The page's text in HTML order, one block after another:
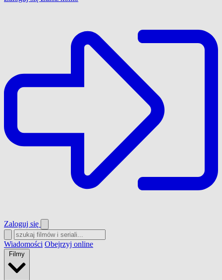
Zaloguj się
Wiadomości Obejrzyj online
Filmy